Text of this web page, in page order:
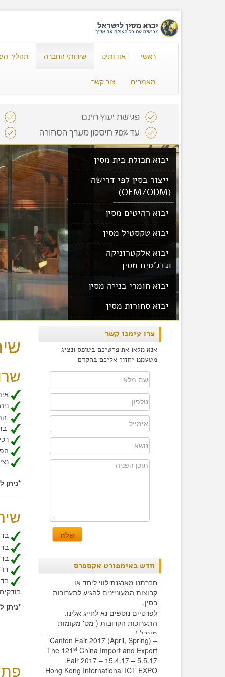
ראשי אודותינו שירותי החברה תהליך
מאמרים צור קשר
יבוא תכולת בית מסין
ייצור בסין לפי דרישה
(OEM/ODM)
יבוא רהיטים מסין
יבוא טקסטיל מסין
יבוא אלקטרוניקה
וגדג'טים מסין
יבוא חומרי בנייה מסין
יבוא סחורות מסין
יבוא מוצרים מסין
*ניתן
בדיקת
בדיקת
*ניתן
צרו עימנו קשר
אנא מלאו את פרטיכם בטופס ונציג
מטעמנו יחזור אליכם בהקדם
חדש באימפורט אקספרס
חברתנו מארגנת לווי ליחד או
קבוצות המעוניינים להגיע לתערוכות
בסין.
לפרטיים נוספים נא לחייג אלינו.
התערוכות הקרובות ( מס' מקומות
מוגבל )
Canton Fair 2017 (April, Spring) –
The 121 st China Import and Export
Fair 2017 – 15.4.17 – 5.5.17.
Hong Kong International ICT EXPO